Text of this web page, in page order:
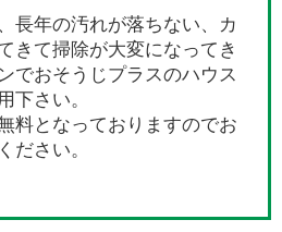
長年の汚れが落ちない、カ
きて掃除が大変になってき
でおそうじプラスのハウス
下さい。
料となっておりますのでお
ださい。